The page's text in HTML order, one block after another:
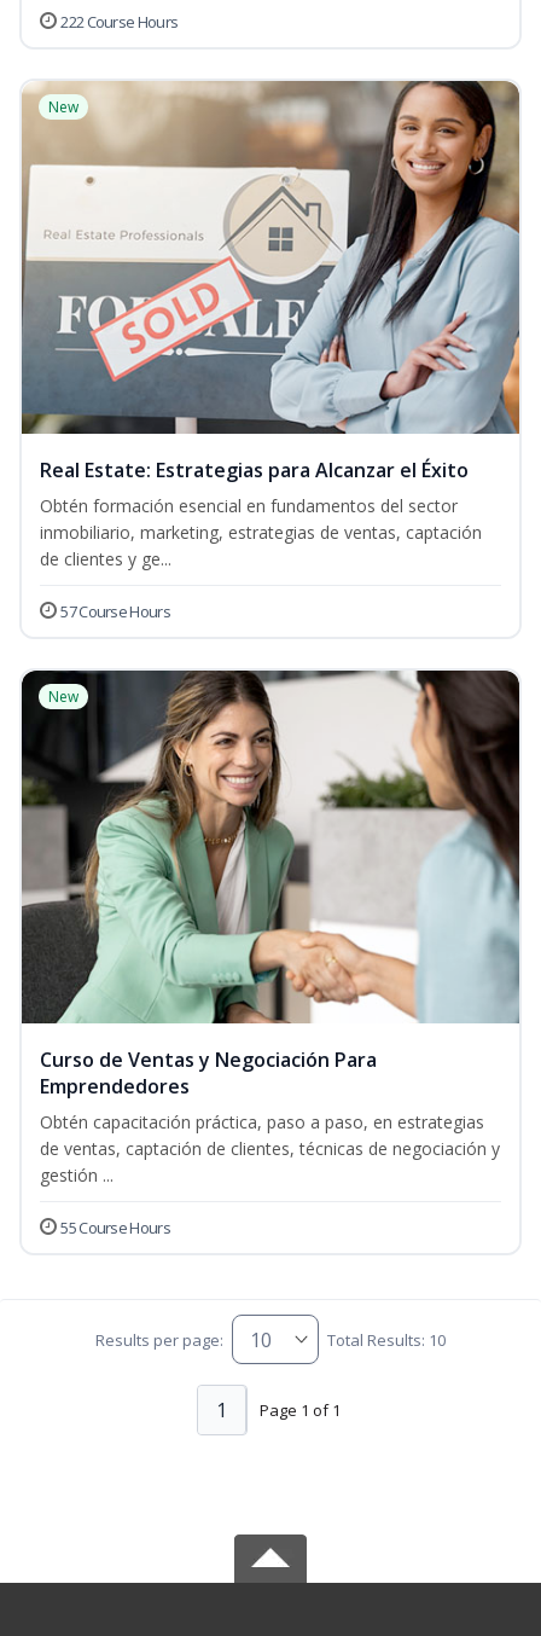
222 Course Hours
New
Real Estate: Estrategias para Alcanzar el Éxito
Obtén formación esencial en fundamentos del sector
inmobiliario, marketing, estrategias de ventas, captación
de clientes y ge...
57 Course Hours
New
Curso de Ventas y Negociación Para
Emprendedores
Obtén capacitación práctica, paso a paso, en estrategias
de ventas, captación de clientes, técnicas de negociación y
gestión ...
55 Course Hours
Results per page: Total Results: 10
Page 1 of 1
1